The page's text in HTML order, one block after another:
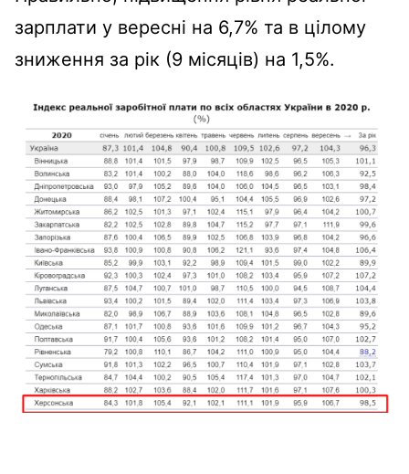
зарплати у вересні на 6,7% та в цілому
зниження за рік (9 місяців) на 1,5%.